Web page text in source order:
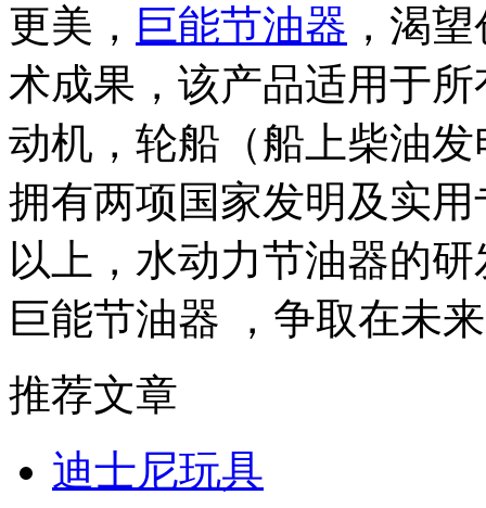
更美， 巨能节油器 ，渴
术成果，该产品适用于
动机，轮船（船上柴油
拥有两项国家发明及实
以上，水动力节油器的
巨能节油器 ，争取在未
推荐文章
迪士尼玩具